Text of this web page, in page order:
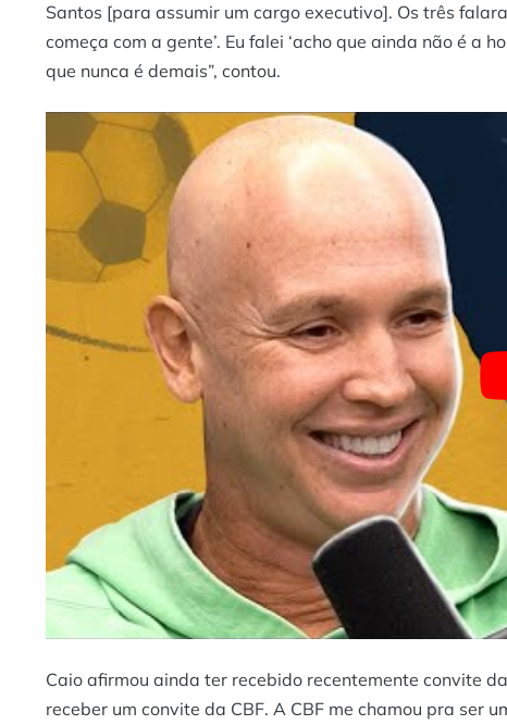
Santos [para assumir um cargo executivo]. Os três
começa com a gente’. Eu falei ‘acho que ainda não é a
que nunca é demais”, contou.
Caio afirmou ainda ter recebido recentemente convite
receber um convite da CBF. A CBF me chamou pra ser